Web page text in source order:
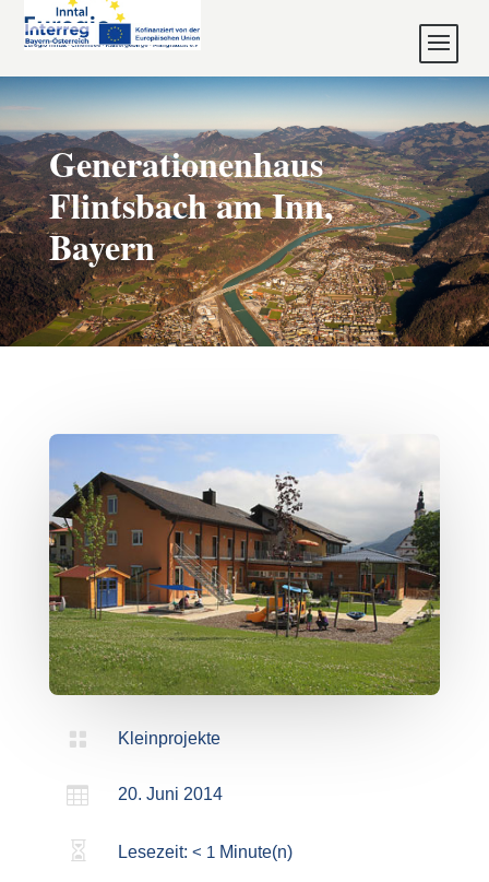
Generationenhaus
Flintsbach am Inn,
Bayern
 Kleinprojekte
 20. Juni 2014
 Lesezeit: < 1 Minute(n)